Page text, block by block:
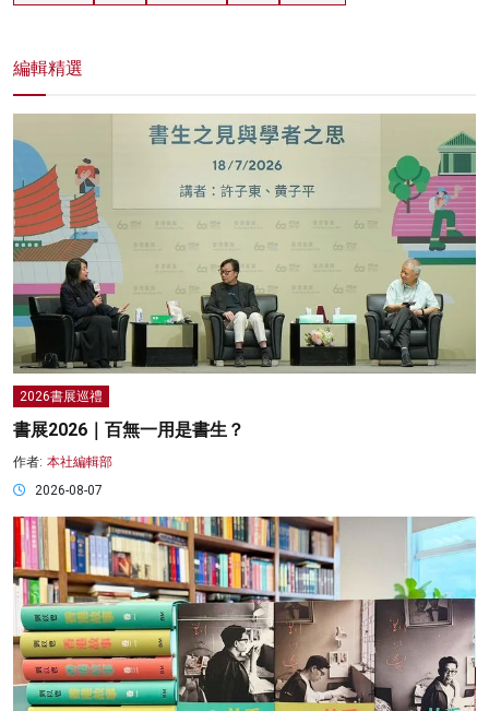
編輯精選
2026書展巡禮
書展2026｜百無一用是書生？
作者: 本社編輯部
2026-08-07